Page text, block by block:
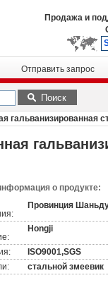
Продажа и
Отправить запрос
Поиск
гальванизированная
о продукте:
Провинция
Hongji
ISO9001,SGS
стальной змеевик